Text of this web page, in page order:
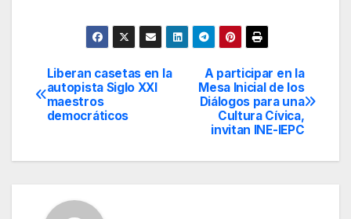
Navegación
de
A participar en la
Mesa Inicial de los
Diálogos para una
Cultura Cívica,
invitan INE-IEPC
Liberan casetas en la
autopista Siglo XXI
maestros
democráticos